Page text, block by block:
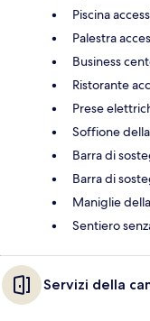
Piscina
Palestra
Business
Ristorante
Prese
Soffione
Barra di
Barra di
Maniglie
Sentiero
Servizi della